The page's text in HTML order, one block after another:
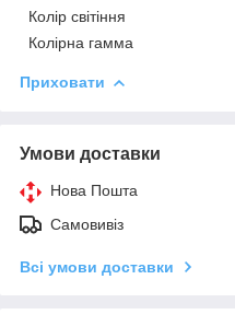
Колір світіння
Колірна гамма
Приховати
Умови доставки
Нова Пошта
Самовивіз
Всі умови доставки